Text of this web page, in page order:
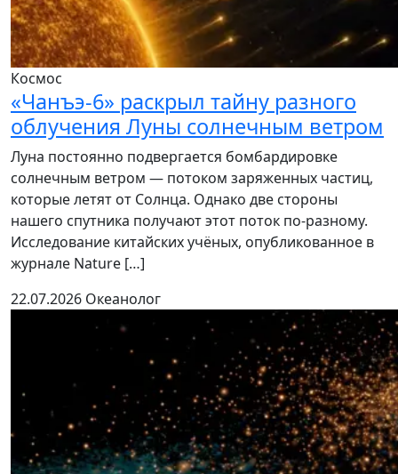
Космос
«Чанъэ-6» раскрыл тайну разного
облучения Луны солнечным ветром
Луна постоянно подвергается бомбардировке
солнечным ветром — потоком заряженных частиц,
которые летят от Солнца. Однако две стороны
нашего спутника получают этот поток по-разному.
Исследование китайских учёных, опубликованное в
журнале Nature […]
22.07.2026 Океанолог